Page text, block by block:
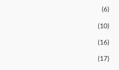
(6)
(10)
(16)
(17)